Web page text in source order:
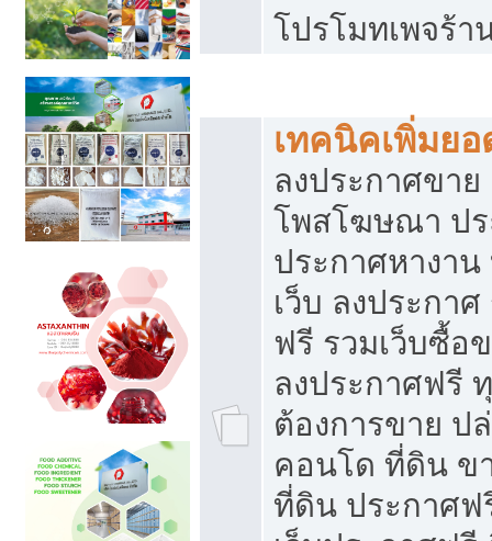
โปรโมทเพจร้า
เทคนิคเพิ่มย
ลงประกาศขา
โพสโฆษณา ป
ประกาศหางา
เว็บ ลงประกา
ฟรี รวมเว็บซื้อ
ลงประกาศฟรี
ต้องการขาย ป
คอนโด ที่ดิน ข
ที่ดิน ประกาศฟ